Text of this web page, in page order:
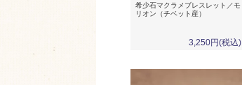
希少石マクラメブレスレット／モ
リオン（チベット産）
3,250円(税込)